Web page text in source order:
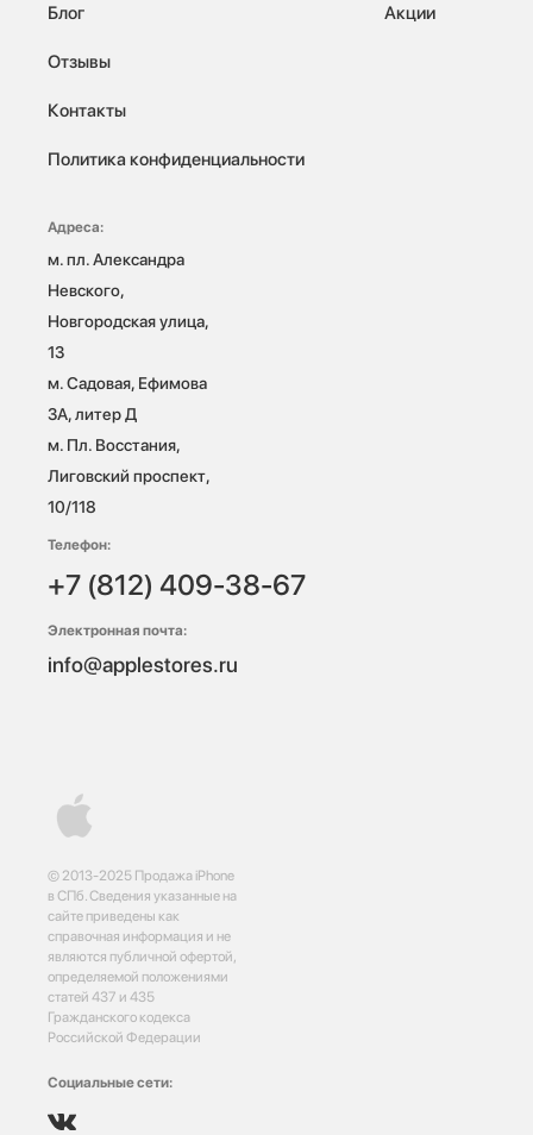
© 2013-2025 Продажа iPhone
в СПб. Сведения указанные на
сайте приведены как
справочная информация и не
являются публичной офертой,
определяемой положениями
статей 437 и 435
Гражданского кодекса
Российской Федерации
Социальные сети:
Блог
Отзывы
Контакты
Политика конфиденциальности
Акции
Адреса:
м. пл. Александра
Невского,
Новгородская улица,
13
м. Садовая, Ефимова
3А, литер Д
м. Пл. Восстания,
Лиговский проспект,
10/118
Телефон:
+7 (812) 409-38-67
Электронная почта:
info@applestores.ru